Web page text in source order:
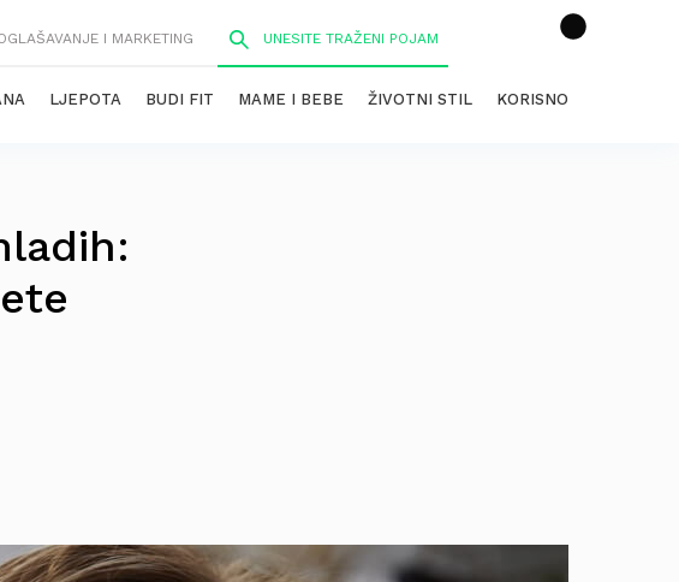
I MARKETING
LJEPOTA BUDI FIT MAME I BEBE ŽIVOTNI STIL KORISNO